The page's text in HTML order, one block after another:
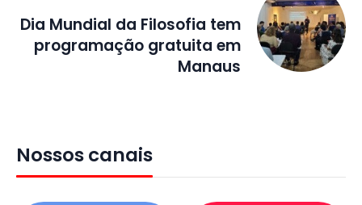
Dia Mundial da Filosofia tem
programação gratuita em
Manaus
Nossos canais